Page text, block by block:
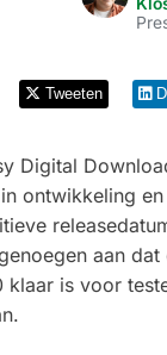
Tweeten
Digital
ontwikkeling
aan dat
klaar is voor